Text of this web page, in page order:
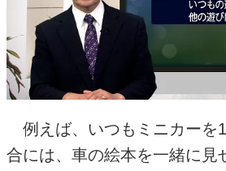
例えば、いつもミニカーを
合には、車の絵本を一緒に見